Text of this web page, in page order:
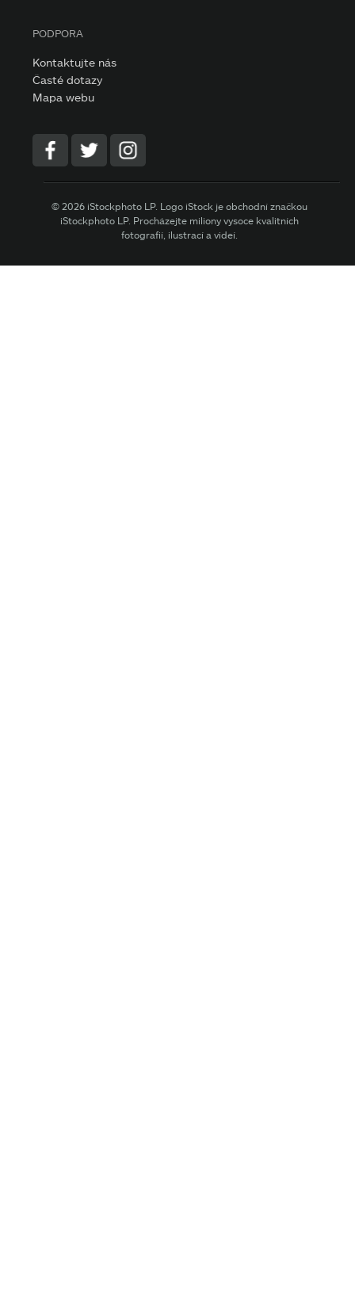
PODPORA
Kontaktujte nás
Časté dotazy
Mapa webu
© 2026 iStockphoto LP. Logo iStock je obchodní značkou
iStockphoto LP. Procházejte miliony vysoce kvalitních
fotografií, ilustrací a videí.